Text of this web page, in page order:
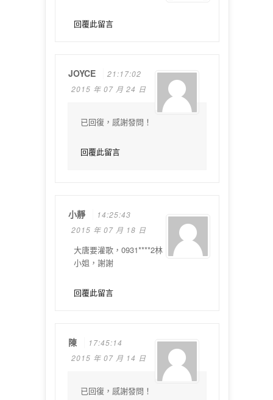
回覆此留言
JOYCE
21:17:02
2015 年 07 月 24 日
已回復，感謝發問！
回覆此留言
小靜
14:25:43
2015 年 07 月 18 日
大唐要灌歌，0931****2林
小姐，謝謝
回覆此留言
陳
17:45:14
2015 年 07 月 14 日
已回復，感謝發問！